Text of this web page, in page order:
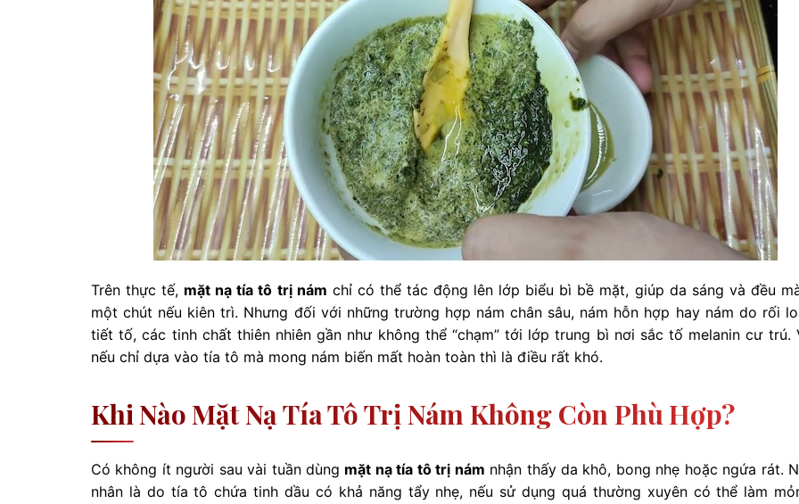
Trên thực tế, mặt nạ tía tô trị nám chỉ có thể tác động lên lớp biểu bì bề mặt, giúp da sáng và đều
một chút nếu kiên trì. Nhưng đối với những trường hợp nám chân sâu, nám hỗn hợp hay nám do rối
tiết tố, các tinh chất thiên nhiên gần như không thể “chạm” tới lớp trung bì nơi sắc tố melanin cư trú.
nếu chỉ dựa vào tía tô mà mong nám biến mất hoàn toàn thì là điều rất khó.
Khi Nào Mặt Nạ Tía Tô Trị Nám Không Còn Phù Hợp?
Có không ít người sau vài tuần dùng mặt nạ tía tô trị nám nhận thấy da khô, bong nhẹ hoặc ngứa rát.
nhân là do tía tô chứa tinh dầu có khả năng tẩy nhẹ, nếu sử dụng quá thường xuyên có thể làm